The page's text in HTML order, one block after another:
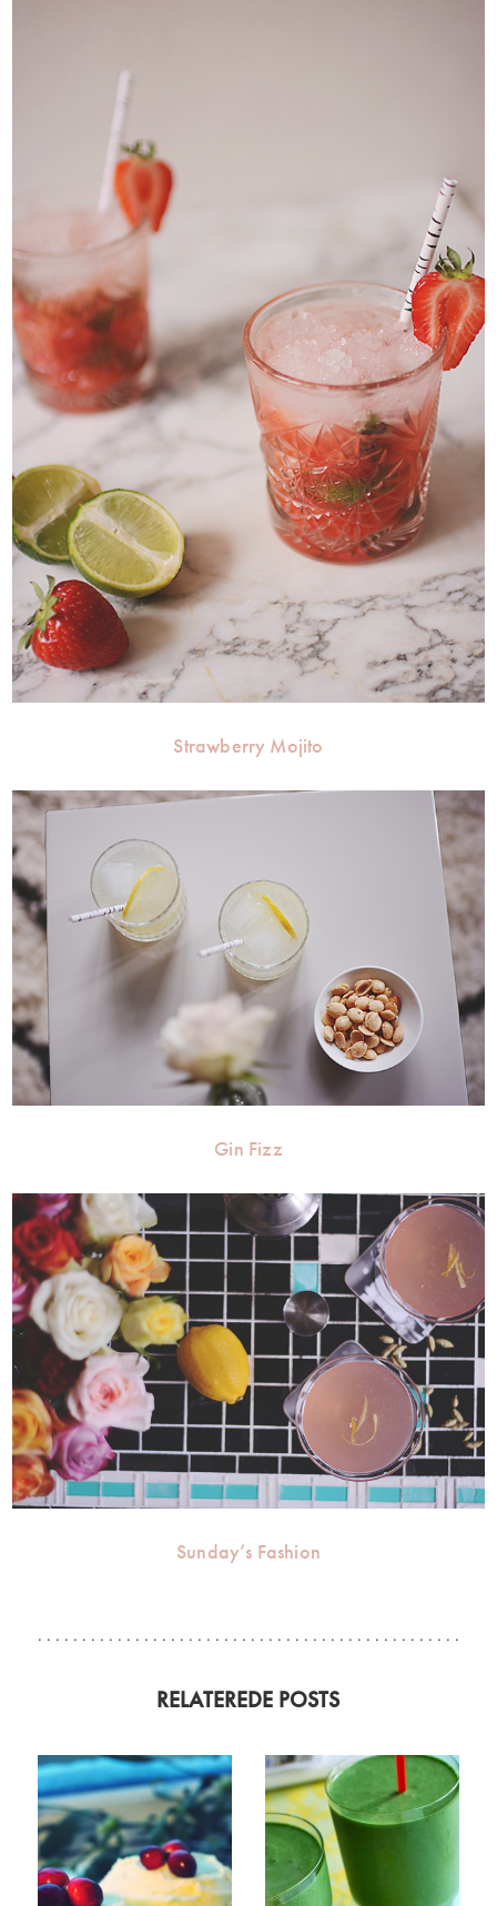
Strawberry Mojito
Gin Fizz
Sunday’s Fashion
RELATEREDE POSTS